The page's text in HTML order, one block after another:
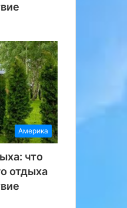
Америка
что
отдыха